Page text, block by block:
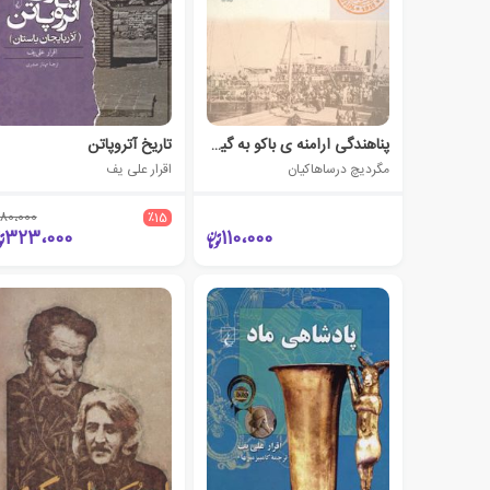
پناهندگی ارامنه ی باکو به گیلان
مگردیچ درساهاکیان
110،000
تاریخ آتروپاتن
اقرار علی یف
٪15
323،000